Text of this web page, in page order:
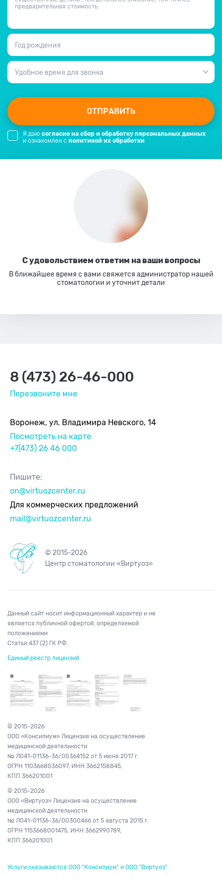
предварительная стоимость.
Год рождения
Удобное время для звонка
ОТПРАВИТЬ
Я даю согласие на сбор и обработку персональных данных
и ознакомлен с политикой их обработки
С удовольствием ответим на ваши вопросы
В ближайшее время с вами свяжется администратор нашей
стоматологии и уточнит детали
8 (473) 26-46-000
Перезвоните мне
Воронеж, ул. Владимира Невского, 14
Посмотреть на карте
+7(473) 26 46 000
Пишите:
on@virtuozcenter.ru
Для коммерческих предложений
mail@virtuozcenter.ru
© 2015-2026
Центр стоматологии «Виртуоз»
Данный сайт носит информационный характер и не
является публичной офертой, определяемой
положениями
Статьи 437 (2) ГК РФ.
Единый реестр лицензий
© 2015-2026
ООО «Консилиум» Лицензия на осуществление
медицинской деятельности
№ Л041-01136-36/00364152 от 5 июня 2017 г.
ОГРН 1103668036097, ИНН 3662158845,
КПП 366201001
© 2015-2026
ООО «Виртуоз» Лицензия на осуществление
медицинской деятельности
№ Л041-01136-36/00300466 от 5 августа 2015 г.
ОГРН 1153668001475, ИНН 3662990789,
КПП 366201001
Услуги оказываются ООО “Консилиум” и ООО “Виртуоз”